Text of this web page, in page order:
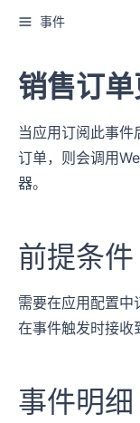
事件
销售订
当应用订阅此事
订单，则会调用
器。
前提条件
需要在应用配置
在事件触发时接收
事件明细